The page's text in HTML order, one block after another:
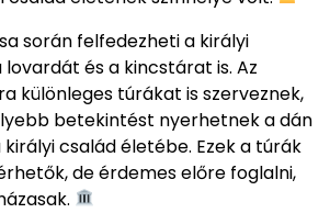
során felfedezheti a királyi
és a kincstárat is. Az
különleges túrákat is szerveznek,
betekintést nyerhetnek a dán
család életébe. Ezek a túrák
de érdemes előre foglalni,